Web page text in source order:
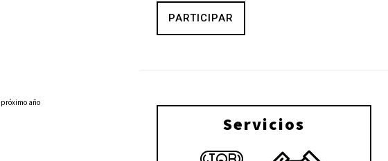
año
PARTICIPAR
Servicios